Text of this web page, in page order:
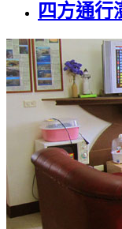
四方通行